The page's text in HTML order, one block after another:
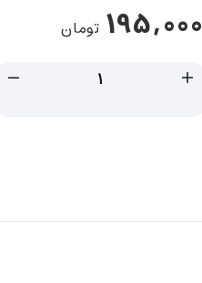
195,000 تومان